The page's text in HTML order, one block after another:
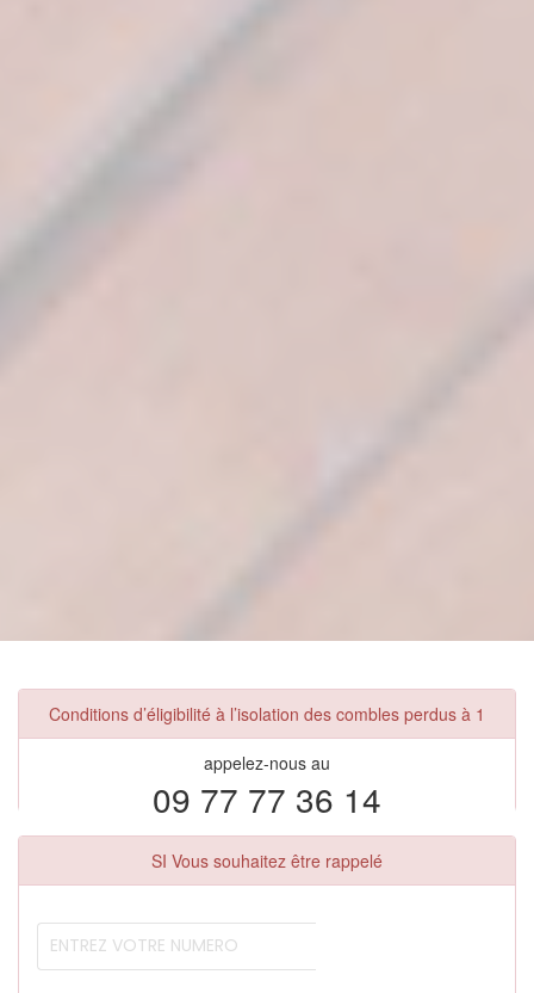
Conditions d’éligibilité à l’isolation des combles perdus à 1
appelez-nous au
09 77 77 36 14
SI Vous souhaitez être rappelé